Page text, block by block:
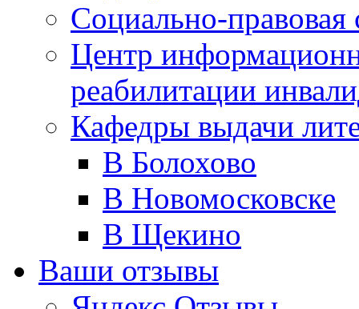
Социально-правовая
Центр
реабилитации
Кафедры выдачи
В Болохово
В Новомосковске
В Щекино
Ваши отзывы